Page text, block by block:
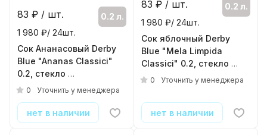
83 ₽ / шт.
0.2 л.
1 980 ₽/ 24шт.
Сок Ананасовый Derby
Blue "Ananas Classici"
0.2, стекло
( 24шт./уп. )
0 Уточнить у менеджера
нет в наличии
83 ₽ / шт.
0.2 л.
1 980 ₽/ 24шт.
Сок яблочный Derby
Blue "Mela Limpida
Classici" 0.2, стекло
( 24шт./уп. )
0 Уточнить у менеджера
нет в наличии